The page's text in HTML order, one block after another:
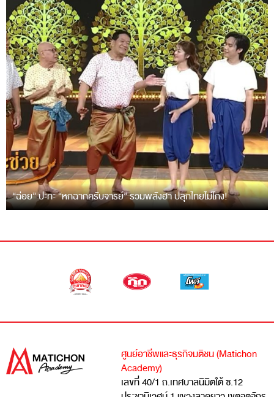
“ฉ่อย” ปะทะ “หกฉากครับจารย์” รวมพลังฮา ปลุกไทยไม่โกง!
ศูนย์อาชีพและธุรกิจมติชน (Matichon
Academy)
เลขที่ 40/1 ถ.เทศบาลนิมิตใต้ ซ.12